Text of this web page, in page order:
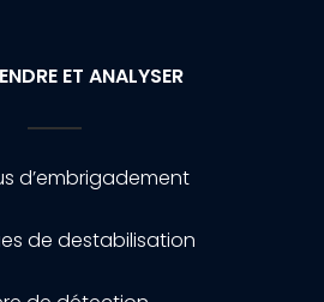
ET ANALYSER
d’embrigadement
de destabilisation